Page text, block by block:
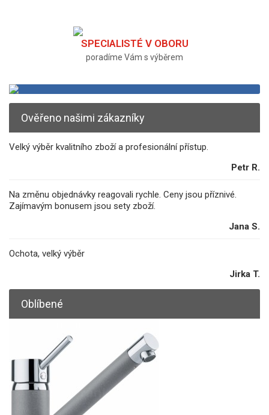
SPECIALISTÉ V OBORU
poradíme Vám s výběrem
Ověřeno našimi zákazníky
Velký výběr kvalitního zboží a profesionální přístup.
Petr R.
Na změnu objednávky reagovali rychle. Ceny jsou příznivé.
Zajímavým bonusem jsou sety zboží.
Jana S.
Ochota, velký výběr
Jirka T.
Oblíbené